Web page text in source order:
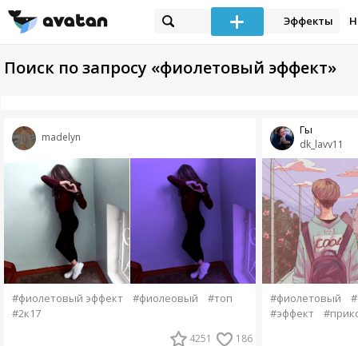
Эффекты
Поиск по запросу «фиолетовый эффект»
madelyn
#фиолетовый эффект #фиолеовый
#топ
#2к17
4251 186
dk_lavv11
Гы
#фиолетовый
#эффект